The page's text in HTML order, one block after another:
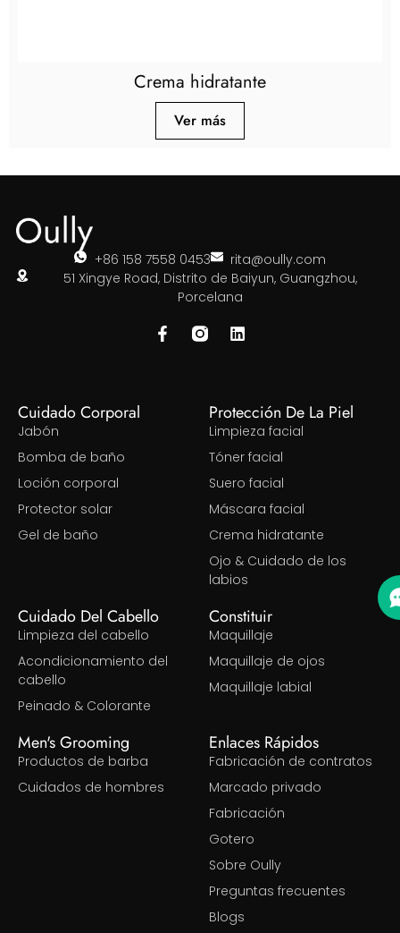
Crema hidratante
Ver más
+86 158 7558 0453
rita@oully.com
51 Xingye Road, Distrito de Baiyun, Guangzhou,
Porcelana
Cuidado Corporal
Jabón
Bomba de baño
Loción corporal
Protector solar
Gel de baño
Protección De La Piel
Limpieza facial
Tóner facial
Suero facial
Máscara facial
Crema hidratante
Ojo & Cuidado de los
labios
Cuidado Del Cabello
Limpieza del cabello
Acondicionamiento del
cabello
Peinado & Colorante
Constituir
Maquillaje
Maquillaje de ojos
Maquillaje labial
Men's Grooming
Productos de barba
Cuidados de hombres
Enlaces Rápidos
Fabricación de contratos
Marcado privado
Fabricación
Gotero
Sobre Oully
Preguntas frecuentes
Blogs